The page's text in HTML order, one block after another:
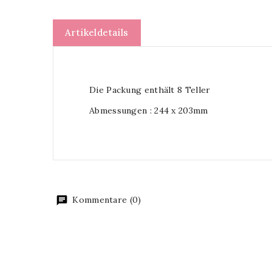
Artikeldetails
Die Packung enthält 8 Teller
Abmessungen : 244 x 203mm
Kommentare (0)